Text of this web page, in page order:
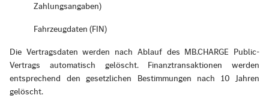
Zahlungsangaben)
Fahrzeugdaten (FIN)
Die Vertragsdaten werden nach Ablauf des MB.CHARGE Public-
Vertrags automatisch gelöscht. Finanztransaktionen werden
entsprechend den gesetzlichen Bestimmungen nach 10 Jahren
gelöscht.